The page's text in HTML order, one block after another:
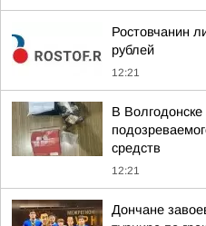
Ростовчанин
рублей
12:21
В
средств
12:21
Дончане